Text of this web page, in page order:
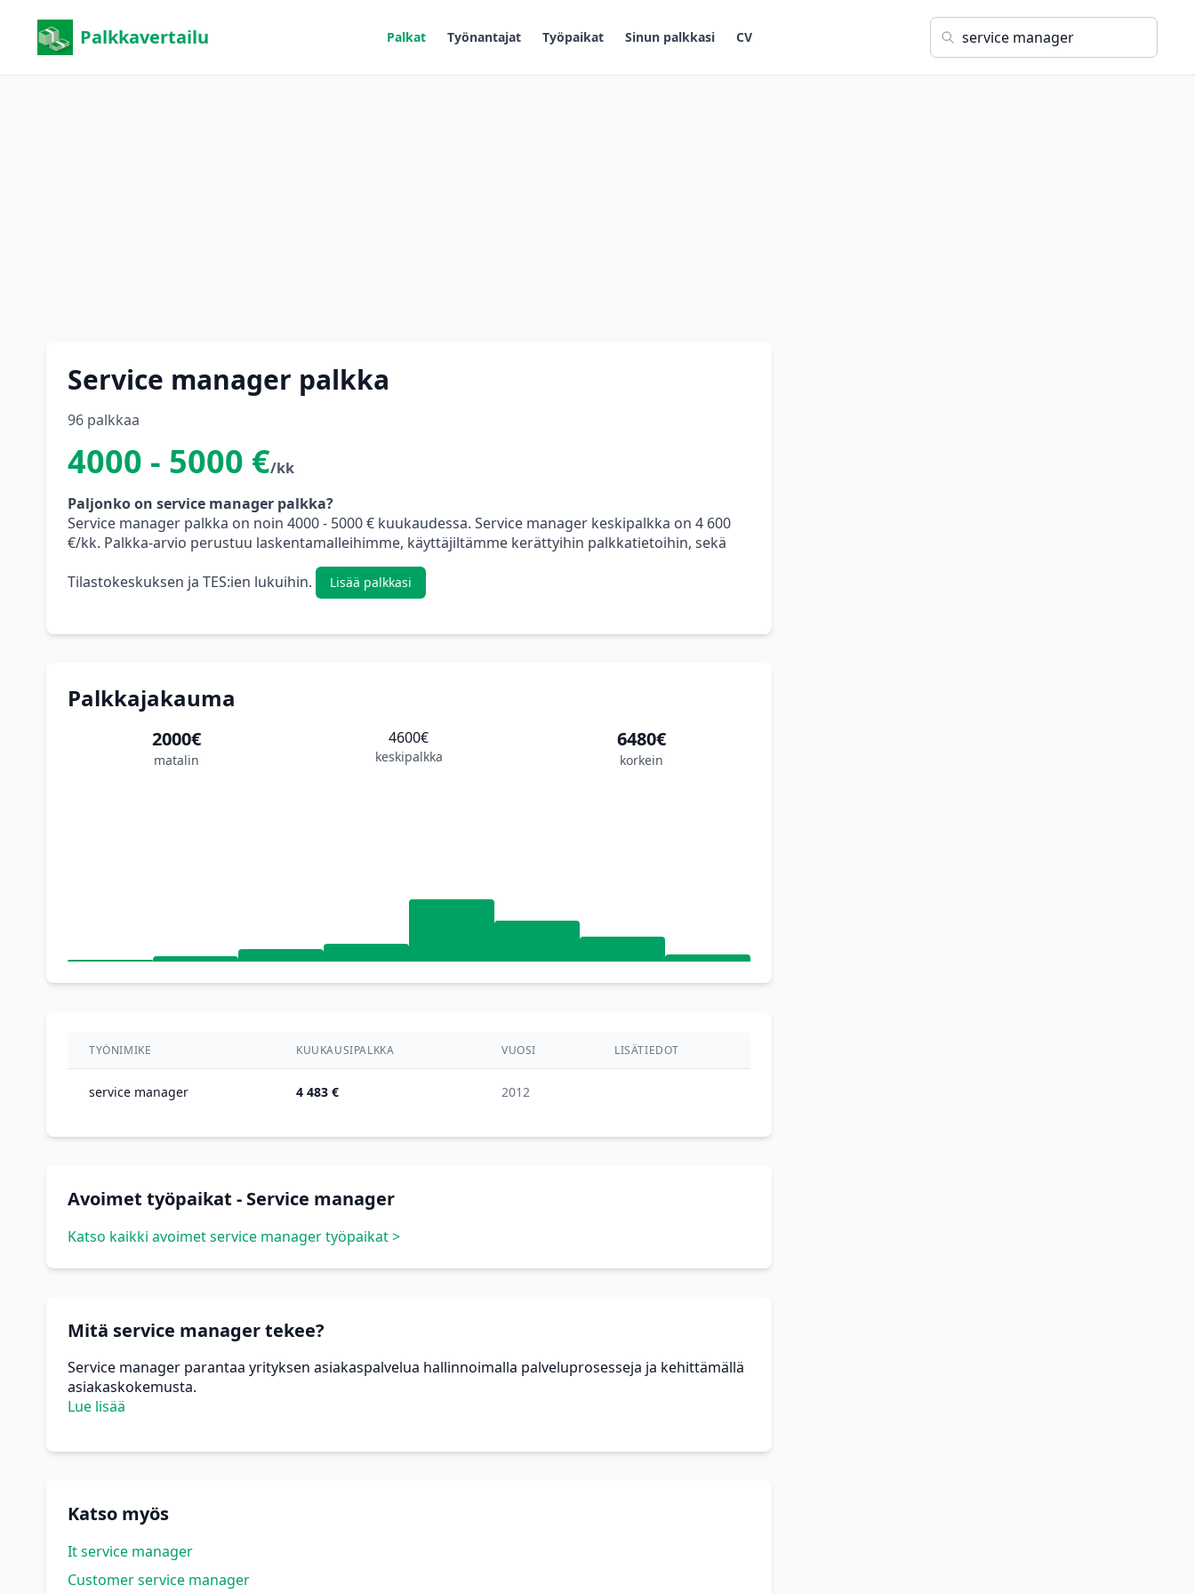
Palkkavertailu Palkat Työnantajat Työpaikat Sinun palkkasi CV
Service manager palkka
96 palkkaa
4000 - 5000 €/kk
Paljonko on service manager palkka?
Service manager palkka on noin 4000 - 5000 € kuukaudessa. Service manager keskipalkka on 4 600
€/kk. Palkka-arvio perustuu laskentamalleihimme, käyttäjiltämme kerättyihin palkkatietoihin, sekä
Tilastokeskuksen ja TES:ien lukuihin.
Lisää palkkasi
Palkkajakauma
2000€
matalin
4600€
keskipalkka
6480€
korkein
TYÖNIMIKE KUUKAUSIPALKKA VUOSI LISÄTIEDOT
service manager 4 483 € 2012
Avoimet työpaikat - Service manager
Katso kaikki avoimet service manager työpaikat >
Mitä service manager tekee?
Service manager parantaa yrityksen asiakaspalvelua hallinnoimalla palveluprosesseja ja kehittämällä
asiakaskokemusta.
Lue lisää
Katso myös
It service manager
Customer service manager